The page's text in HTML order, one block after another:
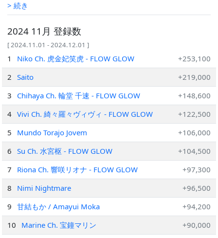
> 続き
2024 11月 登録数
[ 2024.11.01 - 2024.12.01 ]
1 Niko Ch. 虎金妃笑虎 - FLOW GLOW
+253,100
2
Saito
+219,000
3
Chihaya Ch. 輪堂 千速 - FLOW GLOW
+148,600
4 Vivi Ch. 綺々羅々ヴィヴィ - FLOW GLOW
+122,500
5
Mundo Torajo Jovem
+106,000
6
Su Ch. 水宮枢 - FLOW GLOW
+104,500
7
Riona Ch. 響咲リオナ - FLOW GLOW
+97,300
8
Nimi Nightmare
+96,500
9
甘結もか / Amayui Moka
+94,200
10
Marine Ch. 宝鐘マリン
+90,000